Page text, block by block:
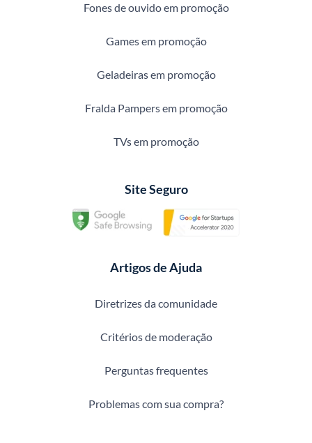
Fones de ouvido em promoção
Games em promoção
Geladeiras em promoção
Fralda Pampers em promoção
TVs em promoção
Site Seguro
Artigos de Ajuda
Diretrizes da comunidade
Critérios de moderação
Perguntas frequentes
Problemas com sua compra?